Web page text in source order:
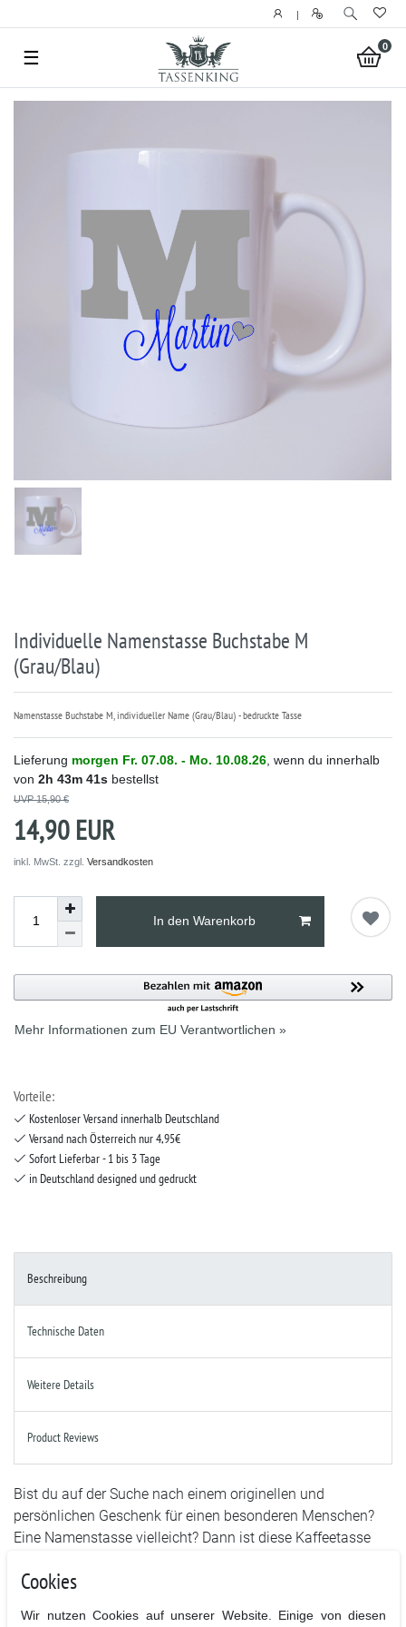
|
0
☰
Individuelle Namenstasse Buchstabe M
(Grau/Blau)
Namenstasse Buchstabe M, individueller Name (Grau/Blau) - bedruckte Tasse
Lieferung morgen Fr. 07.08. - Mo. 10.08.26 , wenn du innerhalb
von 2h 43m 41s bestellst
UVP 15,90 €
14,90 EUR
inkl. MwSt. zzgl. Versandkosten
In den Warenkorb
Mehr Informationen zum EU Verantwortlichen »
Vorteile:
Kostenloser Versand innerhalb Deutschland
Versand nach Österreich nur 4,95€
Sofort Lieferbar - 1 bis 3 Tage
in Deutschland designed und gedruckt
Beschreibung
Technische Daten
Weitere Details
Product Reviews
Bist du auf der Suche nach einem originellen und
persönlichen Geschenk für einen besonderen Menschen?
Eine Namenstasse vielleicht? Dann ist diese Kaffeetasse
das Richtige! Die Tasse wurde speziell als Namenstasse
Cookies
Wir nutzen Cookies auf unserer Website. Einige von diesen